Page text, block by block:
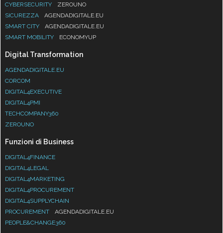
CYBERSECURITY
ZEROUNO
SICUREZZA
AGENDADIGITALE.EU
SMART CITY
AGENDADIGITALE.EU
SMART MOBILITY
ECONOMYUP
Digital Transformation
AGENDADIGITALE.EU
CORCOM
DIGITAL4EXECUTIVE
DIGITAL4PMI
TECHCOMPANY360
ZEROUNO
Funzioni di Business
DIGITAL4FINANCE
DIGITAL4LEGAL
DIGITAL4MARKETING
DIGITAL4PROCUREMENT
DIGITAL4SUPPLYCHAIN
PROCUREMENT
AGENDADIGITALE.EU
PEOPLE&CHANGE360